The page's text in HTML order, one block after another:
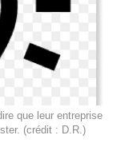
que leur entreprise
(crédit : D.R.)